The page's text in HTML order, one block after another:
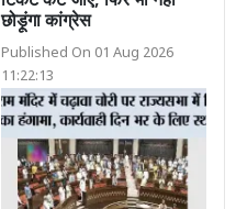
छोड़ूंगा कांग्रेस
Published On 01 Aug 2026
11:22:13